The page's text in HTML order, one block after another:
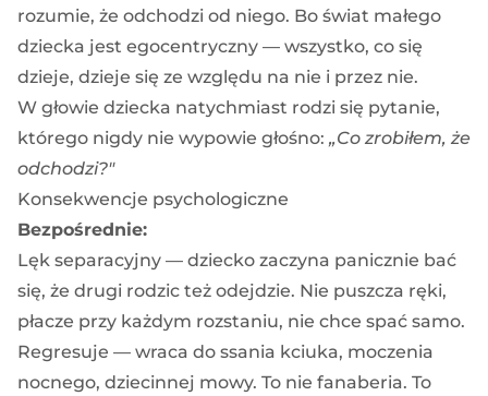
rozumie, że odchodzi od niego. Bo świat małego
dziecka jest egocentryczny — wszystko, co się
dzieje, dzieje się ze względu na nie i przez nie.
W głowie dziecka natychmiast rodzi się pytanie,
którego nigdy nie wypowie głośno: „Co zrobiłem, że
odchodzi?"
Konsekwencje psychologiczne
Bezpośrednie:
Lęk separacyjny — dziecko zaczyna panicznie bać
się, że drugi rodzic też odejdzie. Nie puszcza ręki,
płacze przy każdym rozstaniu, nie chce spać samo.
Regresuje — wraca do ssania kciuka, moczenia
nocnego, dziecinnej mowy. To nie fanaberia. To